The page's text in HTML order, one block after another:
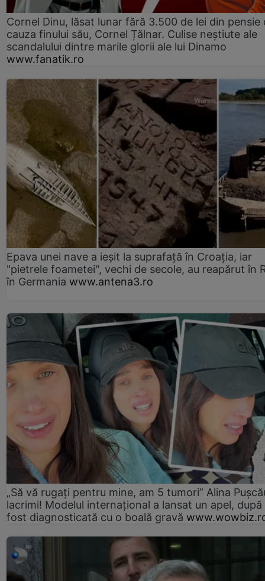
Cornel Dinu, lăsat lunar fără 3.500 de lei din pensie
cauza finului său, Cornel Țălnar. Culise neștiute ale
scandalului dintre marile glorii ale lui Dinamo
www.fanatik.ro
Epava unei nave a ieșit la suprafață în Croația, iar
"pietrele foametei", vechi de secole, au reapărut în
în Germania www.antena3.ro
„Să vă rugați pentru mine, am 5 tumori” Alina
lacrimi! Modelul internațional a lansat un apel, după
fost diagnosticată cu o boală gravă